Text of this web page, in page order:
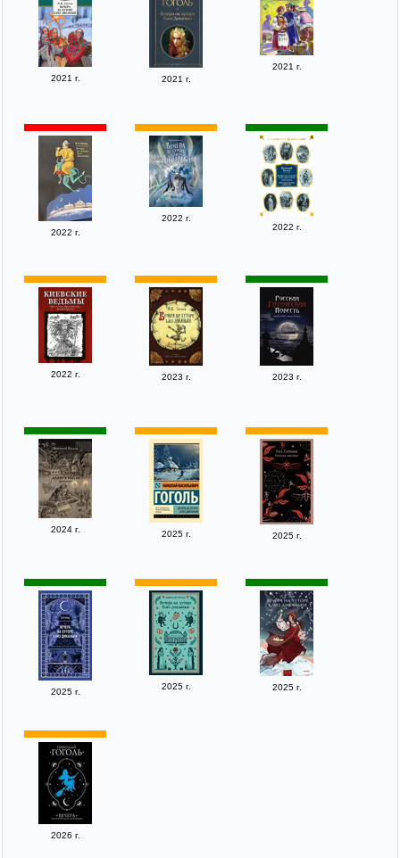
2021 г. 2021 г.
2021 г.
2022 г.
2022 г.
2022 г.
2022 г. 2023 г. 2023 г.
2024 г. 2025 г. 2025 г.
2025 г.
2025 г. 2025 г.
2026 г.